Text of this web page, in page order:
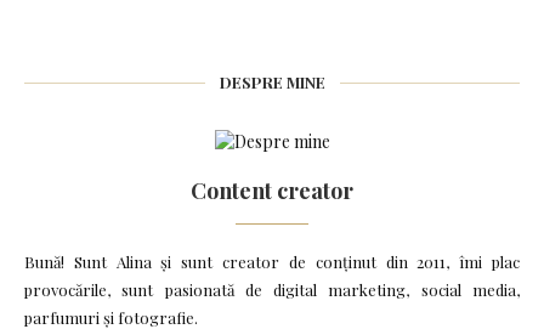
DESPRE MINE
Content creator
Bună! Sunt Alina și sunt creator de conținut din 2011, îmi plac
provocările, sunt pasionată de digital marketing, social media,
parfumuri și fotografie.